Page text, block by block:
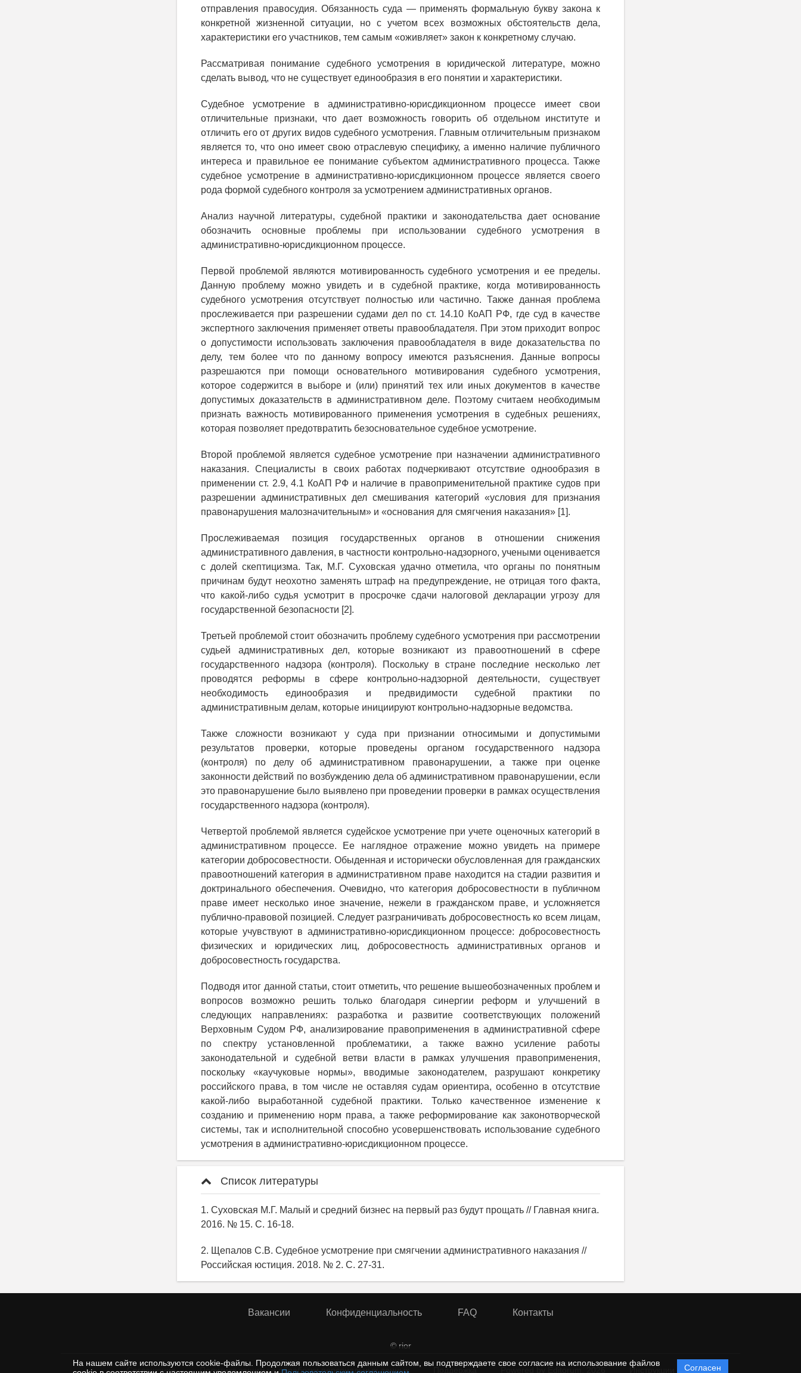
На нашем сайте используются cookie-файлы. Продолжая пользоваться данным сайтом, вы подтверждаете свое согласие на использование файлов
Согласен
отправления правосудия. Обязанность суда — применять формальную букву закона к
конкретной жизненной ситуации, но с учетом всех возможных обстоятельств дела,
характеристики его участников, тем самым «оживляет» закон к конкретному случаю.
Рассматривая понимание судебного усмотрения в юридической литературе, можно
сделать вывод, что не существует единообразия в его понятии и характеристики.
Судебное усмотрение в административно-юрисдикционном процессе имеет свои
отличительные признаки, что дает возможность говорить об отдельном институте и
отличить его от других видов судебного усмотрения. Главным отличительным признаком
является то, что оно имеет свою отраслевую специфику, а именно наличие публичного
интереса и правильное ее понимание субъектом административного процесса. Также
судебное усмотрение в административно-юрисдикционном процессе является своего
рода формой судебного контроля за усмотрением административных органов.
Анализ научной литературы, судебной практики и законодательства дает основание
обозначить основные проблемы при использовании судебного усмотрения в
административно-юрисдикционном процессе.
Первой проблемой являются мотивированность судебного усмотрения и ее пределы.
Данную проблему можно увидеть и в судебной практике, когда мотивированность
судебного усмотрения отсутствует полностью или частично. Также данная проблема
прослеживается при разрешении судами дел по ст. 14.10 КоАП РФ, где суд в качестве
экспертного заключения применяет ответы правообладателя. При этом приходит вопрос
о допустимости использовать заключения правообладателя в виде доказательства по
делу, тем более что по данному вопросу имеются разъяснения. Данные вопросы
разрешаются при помощи основательного мотивирования судебного усмотрения,
которое содержится в выборе и (или) принятий тех или иных документов в качестве
допустимых доказательств в административном деле. Поэтому считаем необходимым
признать важность мотивированного применения усмотрения в судебных решениях,
которая позволяет предотвратить безосновательное судебное усмотрение.
Второй проблемой является судебное усмотрение при назначении административного
наказания. Специалисты в своих работах подчеркивают отсутствие однообразия в
применении ст. 2.9, 4.1 КоАП РФ и наличие в правоприменительной практике судов при
разрешении административных дел смешивания категорий «условия для признания
правонарушения малозначительным» и «основания для смягчения наказания» [1].
Прослеживаемая позиция государственных органов в отношении снижения
административного давления, в частности контрольно-надзорного, учеными оценивается
с долей скептицизма. Так, М.Г. Суховская удачно отметила, что органы по понятным
причинам будут неохотно заменять штраф на предупреждение, не отрицая того факта,
что какой-либо судья усмотрит в просрочке сдачи налоговой декларации угрозу для
государственной безопасности [2].
Третьей проблемой стоит обозначить проблему судебного усмотрения при рассмотрении
судьей административных дел, которые возникают из правоотношений в сфере
государственного надзора (контроля). Поскольку в стране последние несколько лет
проводятся реформы в сфере контрольно-надзорной деятельности, существует
необходимость единообразия и предвидимости судебной практики по
административным делам, которые инициируют контрольно-надзорные ведомства.
Также сложности возникают у суда при признании относимыми и допустимыми
результатов проверки, которые проведены органом государственного надзора
(контроля) по делу об административном правонарушении, а также при оценке
законности действий по возбуждению дела об административном правонарушении, если
это правонарушение было выявлено при проведении проверки в рамках осуществления
государственного надзора (контроля).
Четвертой проблемой является судейское усмотрение при учете оценочных категорий в
административном процессе. Ее наглядное отражение можно увидеть на примере
категории добросовестности. Обыденная и исторически обусловленная для гражданских
правоотношений категория в административном праве находится на стадии развития и
доктринального обеспечения. Очевидно, что категория добросовестности в публичном
праве имеет несколько иное значение, нежели в гражданском праве, и усложняется
публично-правовой позицией. Следует разграничивать добросовестность ко всем лицам,
которые учувствуют в административно-юрисдикционном процессе: добросовестность
физических и юридических лиц, добросовестность административных органов и
добросовестность государства.
Подводя итог данной статьи, стоит отметить, что решение вышеобозначенных проблем и
вопросов возможно решить только благодаря синергии реформ и улучшений в
следующих направлениях: разработка и развитие соответствующих положений
Верховным Судом РФ, анализирование правоприменения в административной сфере
по спектру установленной проблематики, а также важно усиление работы
законодательной и судебной ветви власти в рамках улучшения правоприменения,
поскольку «каучуковые нормы», вводимые законодателем, разрушают конкретику
российского права, в том числе не оставляя судам ориентира, особенно в отсутствие
какой-либо выработанной судебной практики. Только качественное изменение к
созданию и применению норм права, а также реформирование как законотворческой
системы, так и исполнительной способно усовершенствовать использование судебного
усмотрения в административно-юрисдикционном процессе.
Список литературы
1. Суховская М.Г. Малый и средний бизнес на первый раз будут прощать // Главная книга.
2016. № 15. С. 16-18.
2. Щепалов С.В. Судебное усмотрение при смягчении административного наказания //
Российская юстиция. 2018. № 2. С. 27-31.
Вакансии Конфиденциальность FAQ Контакты
© rior
Соглашение Политика защиты и обработки персональных данных Поддержка Инструкции